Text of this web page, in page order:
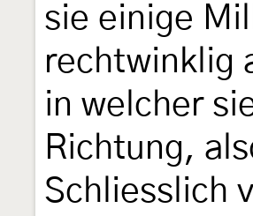
sie einige
rechtwinklig
in welcher
Richtung,
Schliesslich